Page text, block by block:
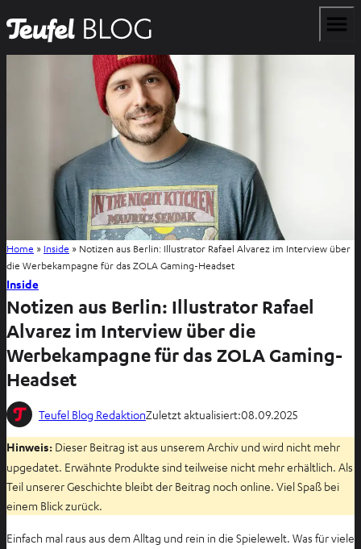
Home » Inside » Notizen aus Berlin: Illustrator Rafael Alvarez im Interview über
die Werbekampagne für das ZOLA Gaming-Headset
Inside
Notizen aus Berlin: Illustrator Rafael
Alvarez im Interview über die
Werbekampagne für das ZOLA Gaming-
Headset
Teufel Blog RedaktionZuletzt aktualisiert:08.09.2025
Hinweis: Dieser Beitrag ist aus unserem Archiv und wird nicht mehr
upgedatet. Erwähnte Produkte sind teilweise nicht mehr erhältlich. Als
Teil unserer Geschichte bleibt der Beitrag noch online. Viel Spaß bei
einem Blick zurück.
Einfach mal raus aus dem Alltag und rein in die Spielewelt. Was für viele